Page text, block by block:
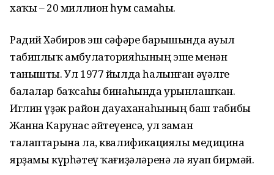
хаҡы – 20 миллион һум самаһы.
Радий Хәбиров эш сәфәре барышында ауыл
табиплыҡ амбулаторияһының эше менән
танышты. Ул 1977 йылда һалынған әүәлге
балалар баҡсаһы бинаһында урынлашҡан.
Иглин үҙәк район дауаханаһының баш табибы
Жанна Карунас әйтеүенсә, ул заман
талаптарына ла, квалификациялы медицина
ярҙамы күрһәтеү ҡағиҙәләренә лә яуап бирмәй.